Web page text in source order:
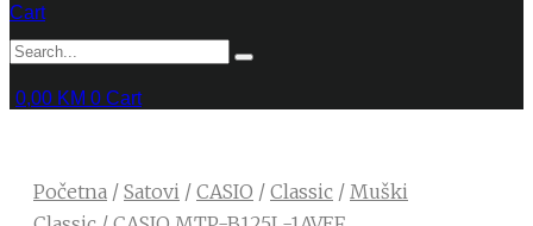
Cart
0,00 KM 0 Cart
Početna / Satovi / CASIO / Classic / Muški